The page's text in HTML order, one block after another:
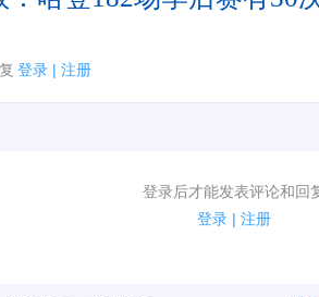
登录 | 注册
登录后才能发表评论和回
登录 | 注册
端新用户可以发表评论了！